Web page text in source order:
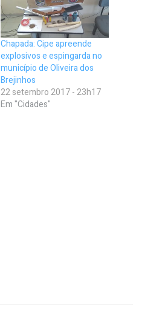
Chapada: Cipe apreende
explosivos e espingarda no
município de Oliveira dos
Brejinhos
22 setembro 2017 - 23h17
Em "Cidades"